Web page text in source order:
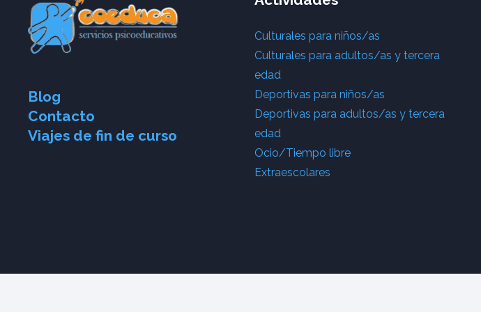
Blog
Contacto
Viajes de fin de curso
Culturales para niños/as
Culturales para adultos/as y tercera
edad
Deportivas para niños/as
Deportivas para adultos/as y tercera
edad
Ocio/Tiempo libre
Extraescolares